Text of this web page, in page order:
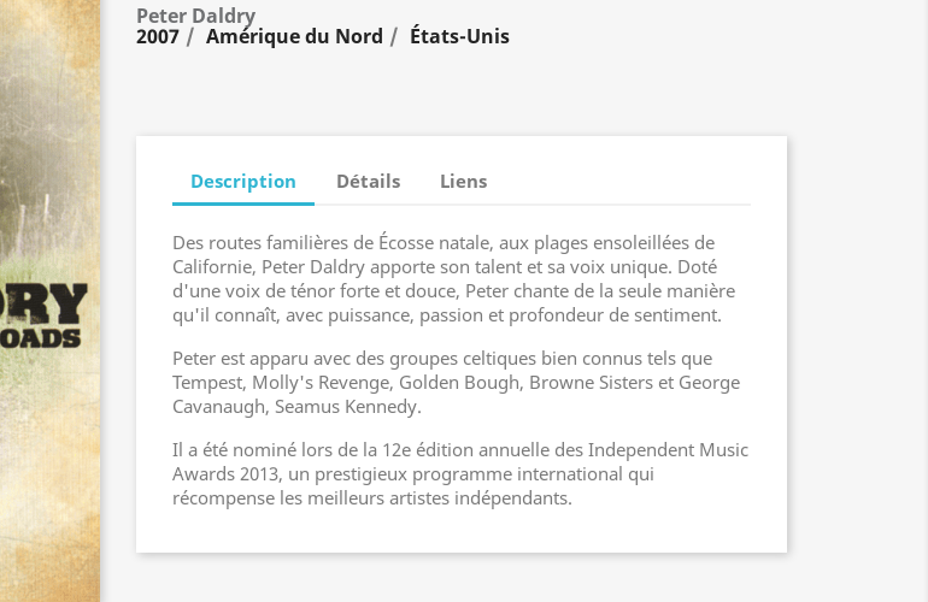
Peter Daldry
2007 Amérique du Nord États-Unis
Description Détails Liens
Des routes familières de Écosse natale, aux plages ensoleillées de
Californie, Peter Daldry apporte son talent et sa voix unique. Doté
d'une voix de ténor forte et douce, Peter chante de la seule manière
qu'il connaît, avec puissance, passion et profondeur de sentiment.
Peter est apparu avec des groupes celtiques bien connus tels que
Tempest, Molly's Revenge, Golden Bough, Browne Sisters et George
Cavanaugh, Seamus Kennedy.
Il a été nominé lors de la 12e édition annuelle des Independent Music
Awards 2013, un prestigieux programme international qui
récompense les meilleurs artistes indépendants.